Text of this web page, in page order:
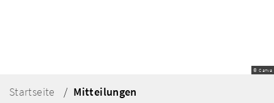
© Canva
Startseite Mitteilungen